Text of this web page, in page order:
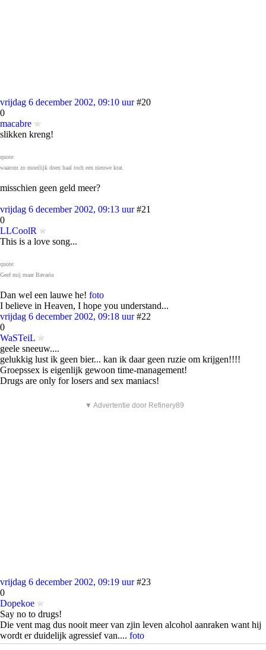
vrijdag 6 december 2002, 09:10 uur #20
0
macabre
slikken kreng!
quote:
waarom zo moeilijk doen haal toch een nieuwe krat.
misschien geen geld meer?
vrijdag 6 december 2002, 09:13 uur #21
0
LLCoolR
This is a love song...
quote:
Geef mij maar Bavaria
Dan wel een lauwe he! foto
I believe in Heaven, I hope you understand...
vrijdag 6 december 2002, 09:18 uur #22
0
WaSTeiL
geele sneeuw....
gelukkig lust ik geen bier... kan ik daar geen ruzie om krijgen!!!!
Groepssex is eigenlijk gewoon time-management!
Drugs are only for losers and sex maniacs!
▼ Advertentie door Refinery89
vrijdag 6 december 2002, 09:19 uur #23
0
Dopekoe
Say no to drugs!
Die vent mag dus nooit meer van zjin leven alcohol aanraken want hij
wordt er duidelijk agressief van.... foto